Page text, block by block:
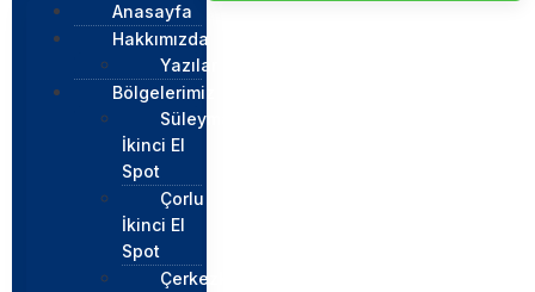
Anasayfa
Hakkımızda
Yazılar
Bölgelerimiz
Süleymapaşa
İkinci El
Spot
Çorlu
İkinci El
Spot
Çerkezköy